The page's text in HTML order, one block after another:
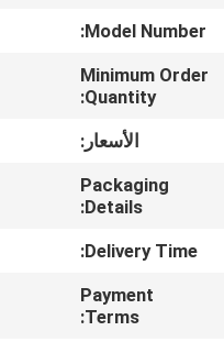
معلومات
عنا
المعمل
الجودة
Model Number:
Minimum Order
Quantity:
الأسعار:
Packaging
Details:
Delivery Time:
Payment
Terms: